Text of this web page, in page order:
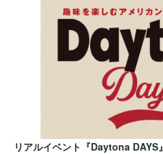
リアルイベント『Daytona DAYS』